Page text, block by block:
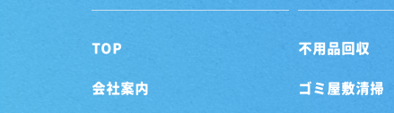
TOP
会社案内
不用品回収
ゴミ屋敷清掃